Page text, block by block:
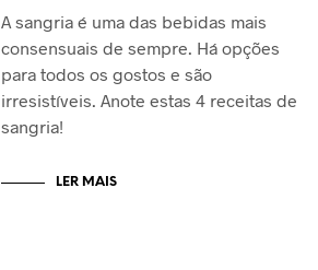
A sangria é uma das bebidas mais
consensuais de sempre. Há opções
para todos os gostos e são
irresistíveis. Anote estas 4 receitas de
sangria!
LER MAIS